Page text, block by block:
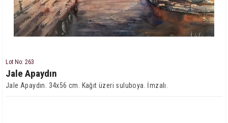
Lot No: 263
Jale Apaydın
Jale Apaydın. 34x56 cm. Kağıt üzeri suluboya. İmzalı.